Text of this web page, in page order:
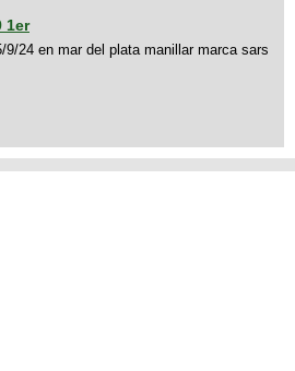
1er
9/24 en mar del plata manillar marca sars